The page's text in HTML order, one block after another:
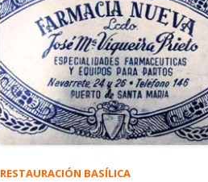
RESTAURACIÓN BASÍLICA